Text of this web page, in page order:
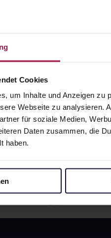
Cookies
um Inhalte und Anzeigen
Webseite zu analysieren.
für soziale Medien,
Daten zusammen, die
haben.